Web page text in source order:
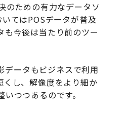
のための有力なデータソ
てはPOSデータが普及
も今後は当たり前のツー
データもビジネスで利用
くし、解像度をより細か
つつあるのです。